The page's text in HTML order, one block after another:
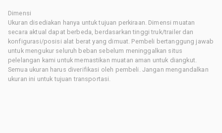
Dimensi
Ukuran disediakan hanya untuk tujuan perkiraan. Dimensi muatan
secara aktual dapat berbeda, berdasarkan tinggi truk/trailer dan
konfigurasi/posisi alat berat yang dimuat. Pembeli bertanggung jawab
untuk mengukur seluruh beban sebelum meninggalkan situs
pelelangan kami untuk memastikan muatan aman untuk diangkut.
Semua ukuran harus diverifikasi oleh pembeli. Jangan mengandalkan
ukuran ini untuk tujuan transportasi.